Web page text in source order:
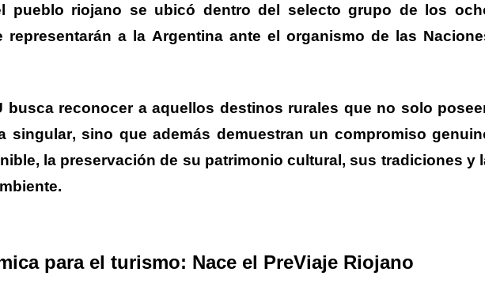
pueblo riojano se ubicó dentro del selecto grupo de los
representarán a la Argentina ante el organismo de las
busca reconocer a aquellos destinos rurales que no solo
singular, sino que además demuestran un compromiso
la preservación de su patrimonio cultural, sus tradiciones y
para el turismo: Nace el PreViaje Riojano